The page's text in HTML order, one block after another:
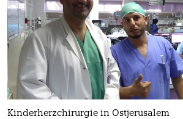
Kinderherzchirurgie in Ostjerusalem